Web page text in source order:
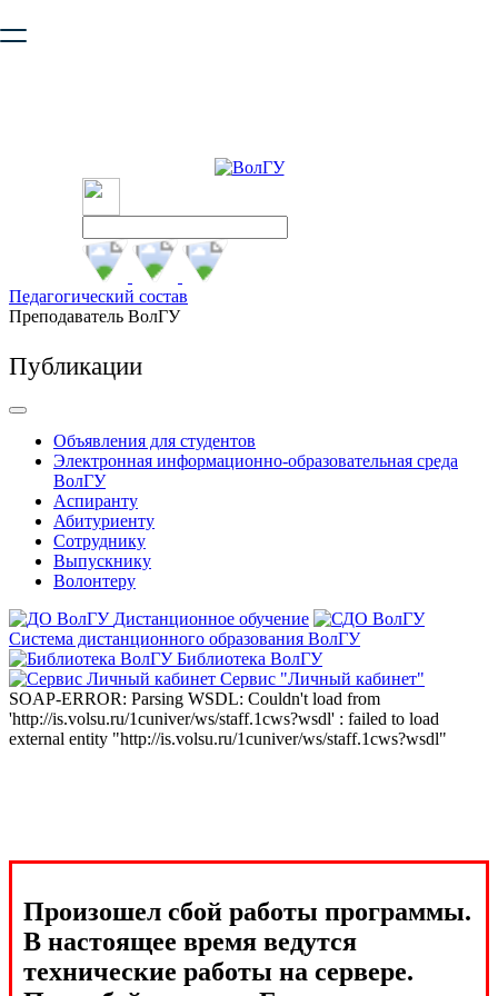
безопасную работу с сайтом. Пожалуйста
Педагогический состав
Преподаватель ВолГУ
Публикации
Объявления для студентов
Электронная информационно-образовательная среда
ВолГУ
Аспиранту
Абитуриенту
Сотруднику
Выпускнику
Волонтеру
Дистанционное обучение
Система дистанционного образования ВолГУ
Библиотека ВолГУ
Сервис "Личный кабинет"
SOAP-ERROR: Parsing WSDL: Couldn't load from
'http://is.volsu.ru/1cuniver/ws/staff.1cws?wsdl' : failed to load
external entity "http://is.volsu.ru/1cuniver/ws/staff.1cws?wsdl"
Произошел сбой работы программы.
В настоящее время ведутся
технические работы на сервере.